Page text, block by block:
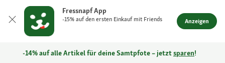
Fressnapf App
-15% auf den ersten Einkauf mit Friends Anzeigen
-14% auf alle Artikel für deine Samtpfote – jetztsparen!